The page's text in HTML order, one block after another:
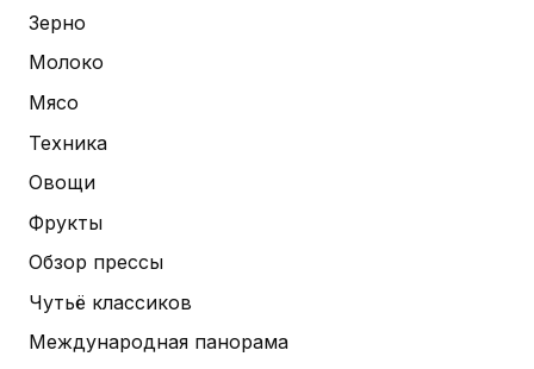
Зерно
Молоко
Мясо
Техника
Овощи
Фрукты
Обзор прессы
Чутьё классиков
Международная панорама